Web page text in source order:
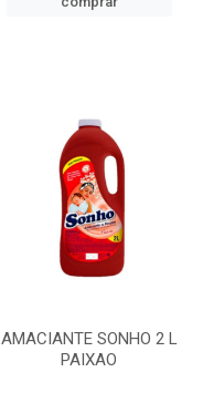
AMACIANTE SONHO 2 L
PAIXAO